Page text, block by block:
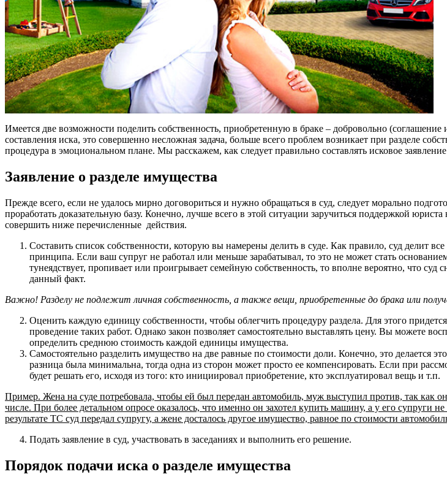
Имеется две возможности поделить собственность, приобретенную в браке – добровольно (соглашение
составления иска, это совершенно несложная задача, больше всего проблем возникает при разделе
процедура в эмоциональном плане. Мы расскажем, как следует правильно составлять исковое
Заявление о разделе имущества
Прежде всего, если не удалось мирно договориться и нужно обращаться в суд, следует морально
проработать доказательную базу. Конечно, лучше всего в этой ситуации заручиться поддержкой
совершить ниже перечисленные действия.
Составить список собственности, которую вы намерены делить в суде. Как правило, суд делит
принципа. Если ваш супруг не работал или меньше зарабатывал, то это не может стать
тунеядствует, пропивает или проигрывает семейную собственность, то вполне вероятно, что суд
данный факт.
Важно! Разделу не подлежит личная собственность, а также вещи, приобретенные до брака или
Оценить каждую единицу собственности, чтобы облегчить процедуру раздела. Для этого
проведение таких работ. Однако закон позволяет самостоятельно выставлять цену. Вы можете
определить среднюю стоимость каждой единицы имущества.
Самостоятельно разделить имущество на две равные по стоимости доли. Конечно, это делается
разница была минимальна, тогда одна из сторон может просто ее компенсировать. Если при
будет решать его, исходя из того: кто инициировал приобретение, кто эксплуатировал вещь и т.п.
Пример. Жена на суде потребовала, чтобы ей был передан автомобиль, муж выступил против, так как
числе. При более детальном опросе оказалось, что именно он захотел купить машину, а у его супруги
результате ТС суд передал супругу, а жене досталось другое имущество, равное по стоимости
Подать заявление в суд, участвовать в заседаниях и выполнить его решение.
Порядок подачи иска о разделе имущества